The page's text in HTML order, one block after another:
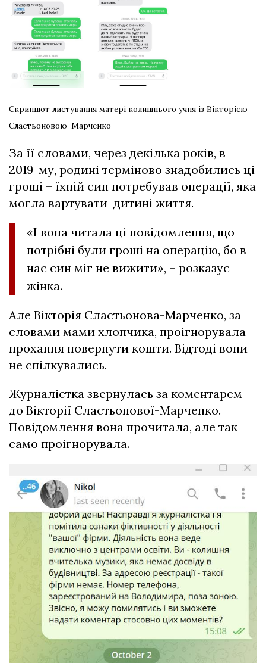
Скриншот листування матері колишнього учня із Вікторією
Сластьоновою-Марченко
За її словами, через декілька років, в
2019-му, родині терміново знадобились ці
гроші – їхній син потребував операції, яка
могла вартувати дитині життя.
«І вона читала ці повідомлення, що
потрібні були гроші на операцію, бо в
нас син міг не вижити», – розказує
жінка.
Але Вікторія Сластьонова-Марченко, за
словами мами хлопчика, проігнорувала
прохання повернути кошти. Відтоді вони
не спілкувались.
Журналістка звернулась за коментарем
до Вікторії Сластьонової-Марченко.
Повідомлення вона прочитала, але так
само проігнорувала.